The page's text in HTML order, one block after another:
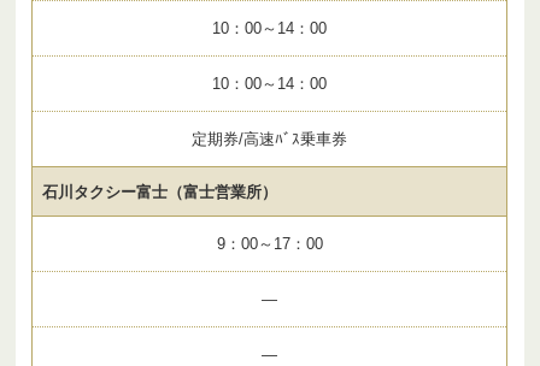
10：00～14：00
10：00～14：00
定期券/高速ﾊﾞｽ乗車券
石川タクシー富士（富士営業所）
9：00～17：00
—
—